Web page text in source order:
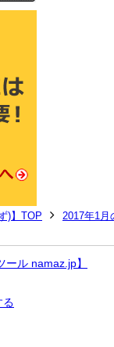
)】TOP 2017年1月
ル namaz.jp】
る